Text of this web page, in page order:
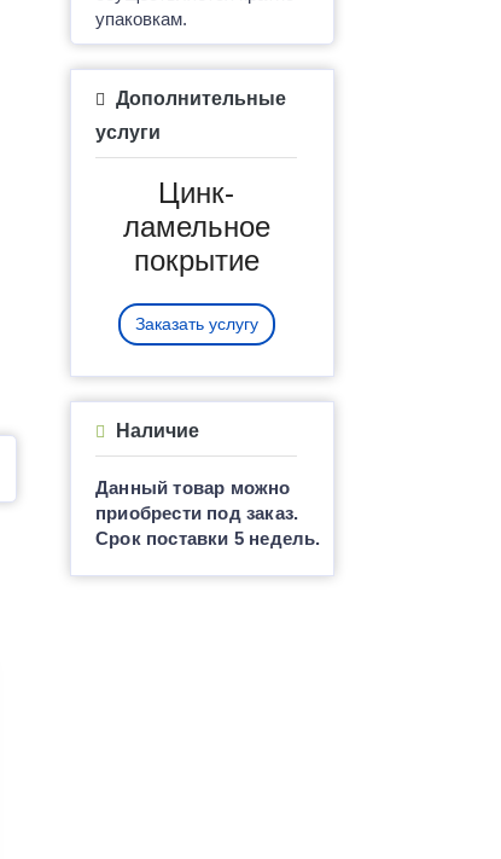
упаковкам.
Дополнительные
услуги
Цинк-
ламельное
покрытие
Заказать услугу
Наличие
Данный товар можно
приобрести под заказ.
Срок поставки 5 недель.